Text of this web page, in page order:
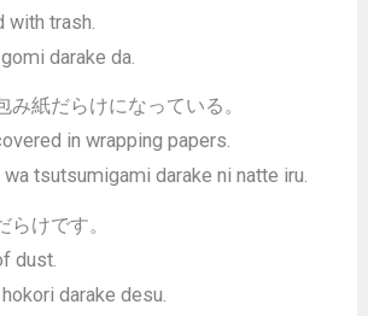
with trash.
darake da.
み紙だらけになっている。
in wrapping papers.
wa tsutsumigami darake ni natte iru.
けです。
dust.
darake desu.